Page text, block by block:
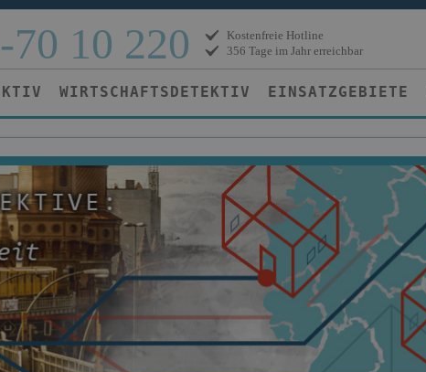
70 10 220
Kostenfreie Hotline
356 Tage im Jahr erreichbar
WIRTSCHAFTSDETEKTIV EINSATZGEBIETE